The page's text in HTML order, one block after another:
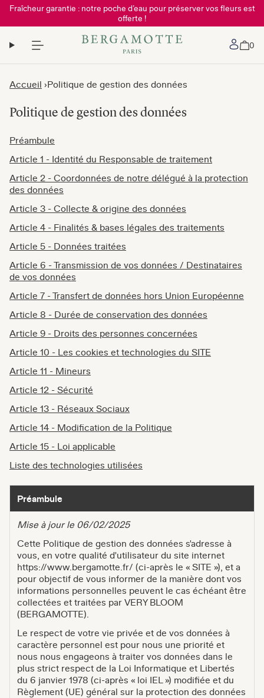
Fraîcheur garantie : notre poche d’eau pour préserver vos fleurs est
offerte !
Mon
0
Accueil Politique de gestion des données
Politique de gestion des données
Préambule
Article 1 - Identité du Responsable de traitement
Article 2 - Coordonnées de notre délégué à la protection
des données
Article 3 - Collecte & origine des données
Article 4 - Finalités & bases légales des traitements
Article 5 - Données traitées
Article 6 - Transmission de vos données / Destinataires
de vos données
Article 7 - Transfert de données hors Union Européenne
Article 8 - Durée de conservation des données
Article 9 - Droits des personnes concernées
Article 10 - Les cookies et technologies du SITE
Article 11 - Mineurs
Article 12 - Sécurité
Article 13 - Réseaux Sociaux
Article 14 - Modification de la Politique
Article 15 - Loi applicable
Liste des technologies utilisées
Préambule
Mise à jour le 06/02/2025
Cette Politique de gestion des données s'adresse à
vous, en votre qualité d'utilisateur du site internet
https://www.bergamotte.fr/ (ci-après le « SITE »), et a
pour objectif de vous informer de la manière dont vos
informations personnelles peuvent le cas échéant être
collectées et traitées par VERY BLOOM
(BERGAMOTTE).
Le respect de votre vie privée et de vos données à
caractère personnel est pour nous une priorité et
nous nous engageons à traiter vos données dans le
plus strict respect de la Loi Informatique et Libertés
du 6 janvier 1978 (ci-après « loi IEL ») modifiée et du
Règlement (UE) général sur la protection des données